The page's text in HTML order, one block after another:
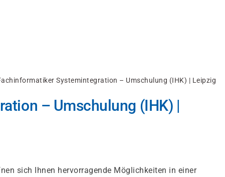
Systemintegration – Umschulung (IHK) | Leipzig
– Umschulung (IHK) |
sich Ihnen hervorragende Möglichkeiten in einer